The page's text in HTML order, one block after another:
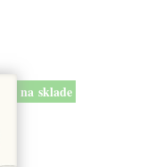
na sklade